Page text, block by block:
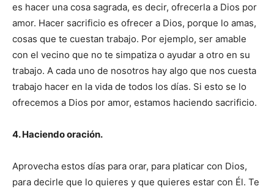
es hacer una cosa sagrada, es decir, ofrecerla a Dios por
amor. Hacer sacrificio es ofrecer a Dios, porque lo amas,
cosas que te cuestan trabajo. Por ejemplo, ser amable
con el vecino que no te simpatiza o ayudar a otro en su
trabajo. A cada uno de nosotros hay algo que nos cuesta
trabajo hacer en la vida de todos los días. Si esto se lo
ofrecemos a Dios por amor, estamos haciendo sacrificio.
4. Haciendo oración.
Aprovecha estos días para orar, para platicar con Dios,
para decirle que lo quieres y que quieres estar con Él. Te